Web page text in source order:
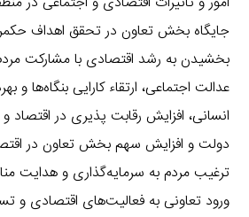
جایگاه بخش تعاون در تحقق اهداف
بخشیدن به رشد اقتصادی با مشارکت
عدالت اجتماعی، ارتقاء کارایی بنگاه‌ها و
انسانی، افزایش رقابت پذیری در
دولت و افزایش سهم بخش تعاون در
ترغیب مردم به سرمایه‌گذاری و هدایت
ورود تعاونی به فعالیت‌های اقتصادی و